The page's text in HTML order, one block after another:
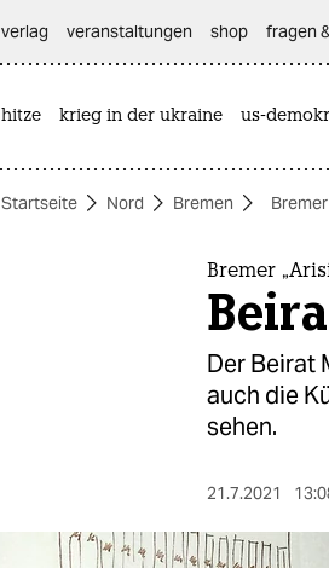
themen
berlin
verlag
veranstaltungen shop fragen
hitze krieg in der ukraine us-
Startseite Nord Bremen
Bremer
Der Beirat
auch die
sehen.
21.7.2021